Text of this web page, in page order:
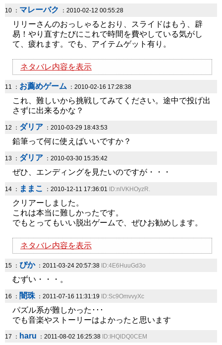
10 ： マレーバク ：2010-02-12 00:55:28
リリーさんのおっしゃるとおり、スライドはもう、辟
易！やり直すたびにこれで時間を費やしている気がし
て、疲れます。でも、アイテムゲット有り。
ネタバレ内容を表示
11 ： お薦めゲーム ：2010-02-16 17:28:38
これ、難しいから挑戦してみてください。途中で投げ出
さずに出来るかな？
12 ： ダリア ：2010-03-29 18:43:53
鉛筆って何に使えばいいですか？
13 ： ダリア ：2010-03-30 15:35:42
ぜひ、エンディングを見たいのですが・・・
14 ： ままこ ：2010-12-11 17:36:01 ID:nlVKHOyzR.
クリアーしました。
これは本当に難しかったです。
でもとってもいい脱出ゲームで、ぜひお勧めします。
ネタバレ内容を表示
15 ： ぴか：2011-03-24 20:57:38 ID:4E6HuuGd3o
むずい・・・。
16 ： 闇珠：2011-07-16 11:31:19 ID:Sc9OmvvyXc
パズル系が難しかった･･･
でも音楽やストーリーはよかったと思います
17 ： haru ：2011-08-02 16:25:38 ID:IHQlDQ0CEM